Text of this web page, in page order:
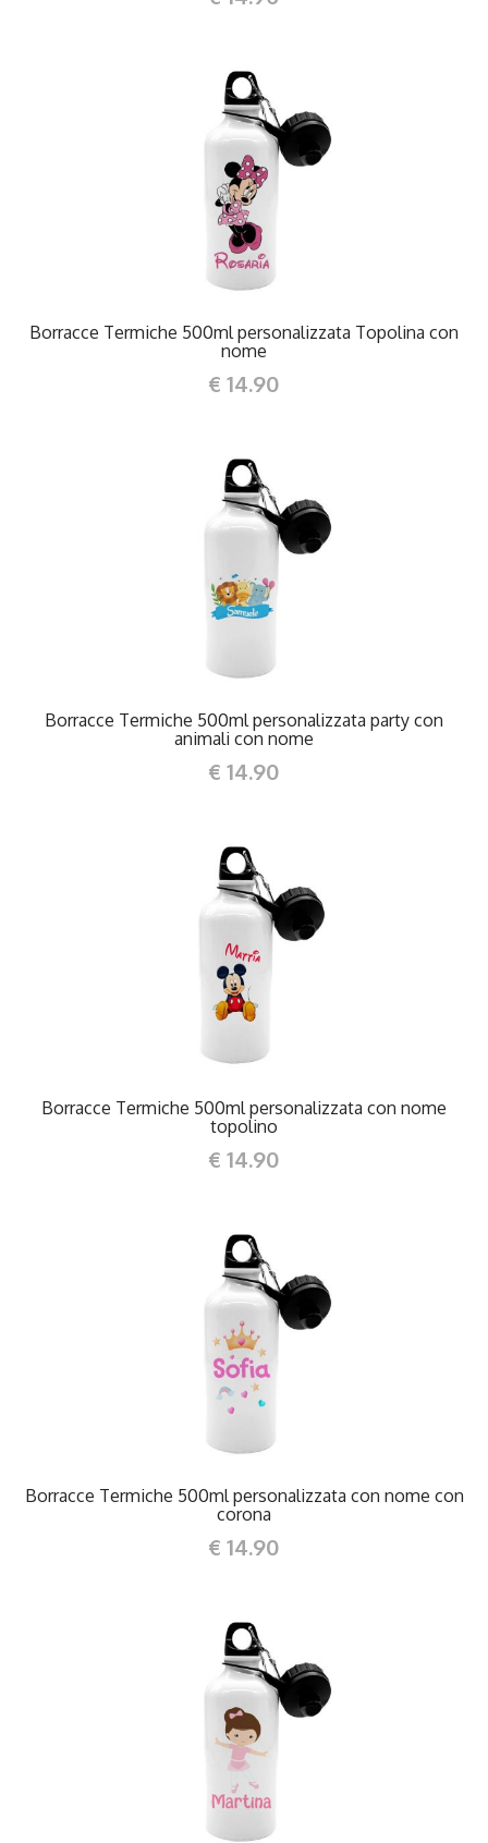
DETTAGLI
Borracce Termiche 500ml personalizzata Topolina con
nome
€ 14.90
Borracce Termiche 500ml personalizzata party con
animali con nome
€ 14.90
DETTAGLI
Borracce Termiche 500ml personalizzata con nome
topolino
€ 14.90
DETTAGLI
Borracce Termiche 500ml personalizzata con nome con
corona
€ 14.90
DETTAGLI